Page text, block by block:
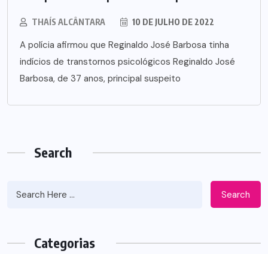
THAÍS ALCÂNTARA 10 DE JULHO DE 2022
A polícia afirmou que Reginaldo José Barbosa tinha
indícios de transtornos psicológicos Reginaldo José
Barbosa, de 37 anos, principal suspeito
Search
Search
Categorias